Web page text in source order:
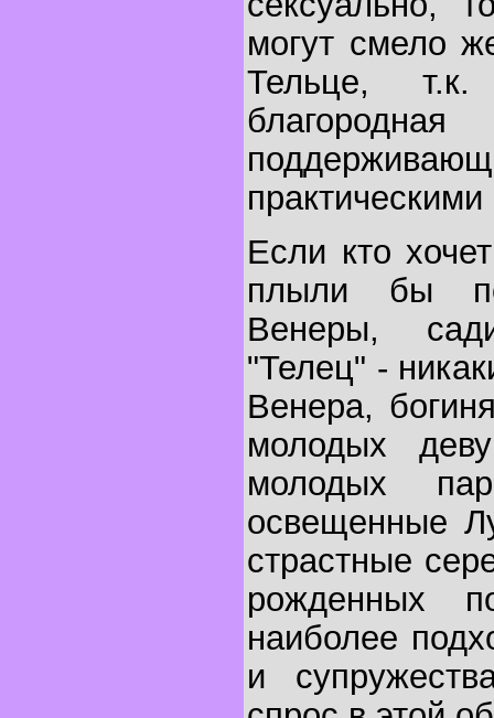
могут смело
Тельце,
Если кто
плыли бы
Венеры,
"Телец" -
Венера,
молодых
молодых
освещенные
страстные
рожденных
наиболее
и